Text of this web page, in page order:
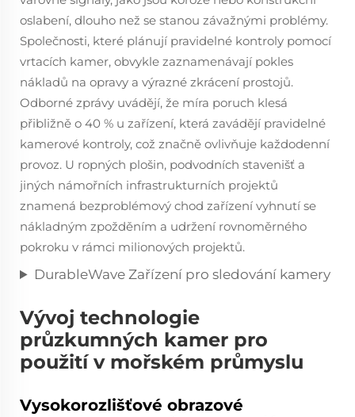
oslabení, dlouho než se stanou závažnými problémy.
Společnosti, které plánují pravidelné kontroly pomocí
vrtacích kamer, obvykle zaznamenávají pokles
nákladů na opravy a výrazné zkrácení prostojů.
Odborné zprávy uvádějí, že míra poruch klesá
přibližně o 40 % u zařízení, která zavádějí pravidelné
kamerové kontroly, což značně ovlivňuje každodenní
provoz. U ropných plošin, podvodních stavenišť a
jiných námořních infrastrukturních projektů
znamená bezproblémový chod zařízení vyhnutí se
nákladným zpožděním a udržení rovnoměrného
pokroku v rámci milionových projektů.
DurableWave Zařízení pro sledování kamery
Vývoj technologie
průzkumných kamer pro
použití v mořském průmyslu
Vysokorozlišťové obrazové